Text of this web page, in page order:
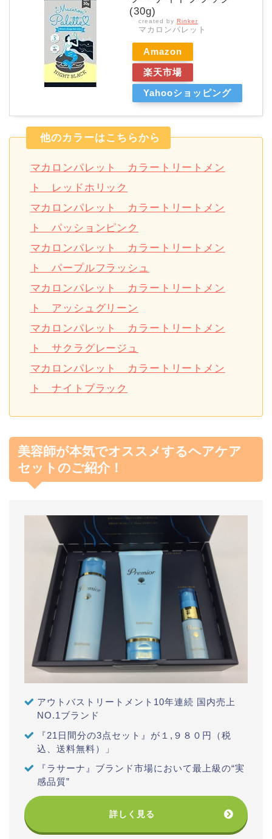
(30g)
created by Rinker
マカロンパレット
Amazon
楽天市場
Yahooショッピング
他のカラーはこちらから
マカロンパレット カラートリートメン
ト レッドホリック
マカロンパレット カラートリートメン
ト パッションピンク
マカロンパレット カラートリートメン
ト パープルフラッシュ
マカロンパレット カラートリートメン
ト アッシュグリーン
マカロンパレット カラートリートメン
ト サクラグレージュ
マカロンパレット カラートリートメン
ト ナイトブラック
美容師が本気でオススメするヘアケア
セットのご紹介！
アウトバストリートメント10年連続 国内売上
NO.1ブランド
『21日間分の3点セット』が１,９８０円（税
込、送料無料）」
『ラサーナ』ブランド市場において最上級の“実
感品質”
詳しく見る